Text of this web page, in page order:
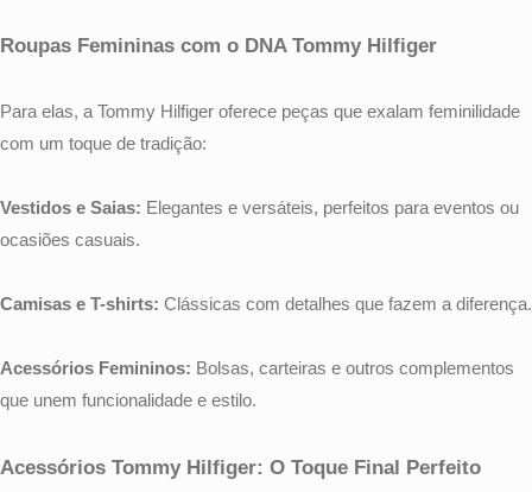
Roupas Femininas com o DNA Tommy Hilfiger
Para elas, a Tommy Hilfiger oferece peças que exalam feminilidade
com um toque de tradição:
Vestidos e Saias: Elegantes e versáteis, perfeitos para eventos ou
ocasiões casuais.
Camisas e T-shirts: Clássicas com detalhes que fazem a diferença.
Acessórios Femininos: Bolsas, carteiras e outros complementos
que unem funcionalidade e estilo.
Acessórios Tommy Hilfiger: O Toque Final Perfeito